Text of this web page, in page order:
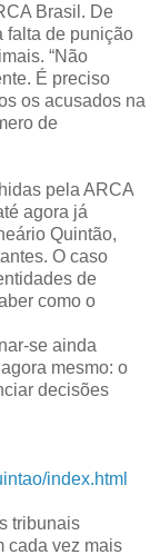
Brasil. De
falta de punição
“Não
É preciso
os acusados na
de
pela ARCA
agora já
Quintão,
O caso
de
como o
se ainda
mesmo: o
decisões
index.html
tribunais
cada vez mais